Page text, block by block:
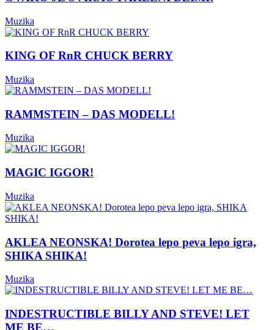
Muzika
KING OF RnR CHUCK BERRY
Muzika
RAMMSTEIN – DAS MODELL!
Muzika
MAGIC IGGOR!
Muzika
AKLEA NEONSKA! Dorotea lepo peva lepo igra,
SHIKA SHIKA!
Muzika
INDESTRUCTIBLE BILLY AND STEVE! LET
ME BE…